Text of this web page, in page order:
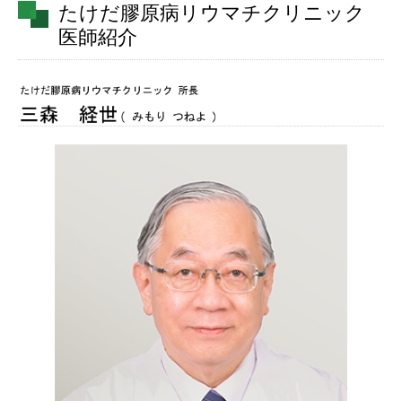
たけだ膠原病リウマチクリニック
医師紹介